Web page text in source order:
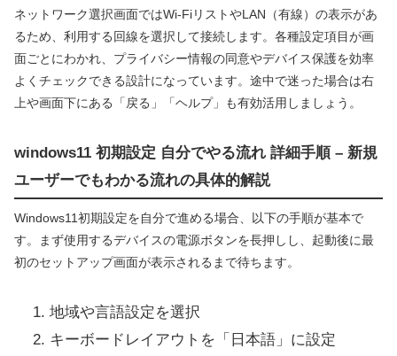
ネットワーク選択画面ではWi-FiリストやLAN（有線）の表示があ
るため、利用する回線を選択して接続します。各種設定項目が画
面ごとにわかれ、プライバシー情報の同意やデバイス保護を効率
よくチェックできる設計になっています。途中で迷った場合は右
上や画面下にある「戻る」「ヘルプ」も有効活用しましょう。
windows11 初期設定 自分でやる流れ 詳細手順 – 新規
ユーザーでもわかる流れの具体的解説
Windows11初期設定を自分で進める場合、以下の手順が基本で
す。まず使用するデバイスの電源ボタンを長押しし、起動後に最
初のセットアップ画面が表示されるまで待ちます。
地域や言語設定を選択
キーボードレイアウトを「日本語」に設定